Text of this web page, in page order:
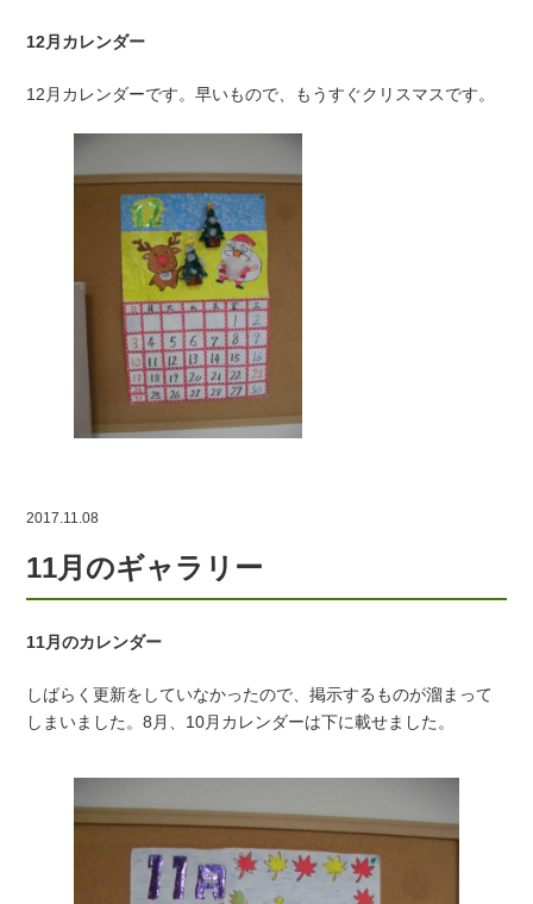
12月カレンダー
12月カレンダーです。早いもので、もうすぐクリスマスです。
2017.11.08
11月のギャラリー
11月のカレンダー
しばらく更新をしていなかったので、掲示するものが溜まって
しまいました。8月、10月カレンダーは下に載せました。